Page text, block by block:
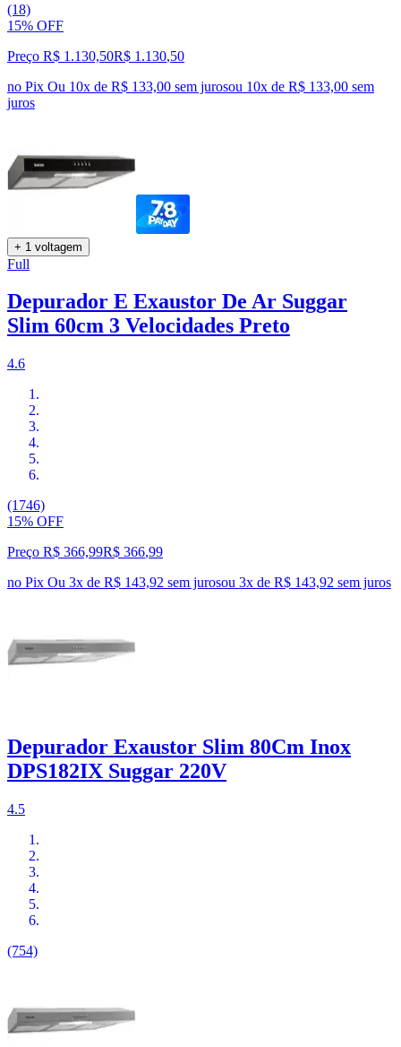
(18)
15% OFF
Preço R$ 1.130,50R$ 1.130,50
no Pix Ou 10x de R$ 133,00 sem jurosou 10x de R$ 133,00 sem
juros
+ 1 voltagem
Full
Depurador E Exaustor De Ar Suggar
Slim 60cm 3 Velocidades Preto
4.6
(1746)
15% OFF
Preço R$ 366,99R$ 366,99
no Pix Ou 3x de R$ 143,92 sem jurosou 3x de R$ 143,92 sem juros
Depurador Exaustor Slim 80Cm Inox
DPS182IX Suggar 220V
4.5
(754)